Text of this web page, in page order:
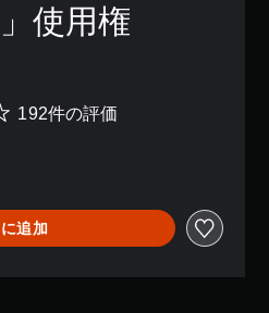
使用権
192件の評価
追加